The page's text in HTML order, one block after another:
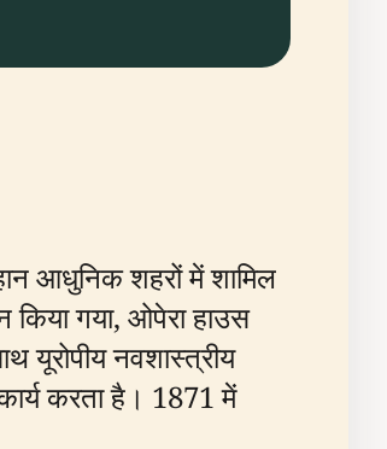
आधुनिक शहरों में शामिल
गया, ओपेरा हाउस
यूरोपीय नवशास्त्रीय
करता है। 1871 में